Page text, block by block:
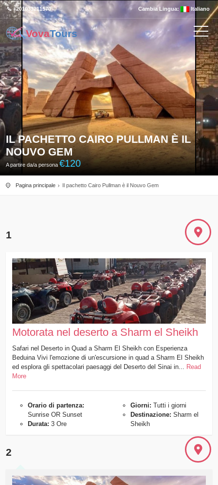
+201033211570 Cambia Lingua: Italiano
VovaTours
IL PACHETTO CAIRO PULLMAN È IL
NOUVO GEM
A partire da/a persona €120
Pagina principale Il pachetto Cairo Pullman è il Nouvo Gem
1
Motorata nel deserto a Sharm el Sheikh
Safari nel Deserto in Quad a Sharm El Sheikh con Esperienza
Beduina Vivi l'emozione di un'escursione in quad a Sharm El Sheikh
ed esplora gli spettacolari paesaggi del Deserto del Sinai in... Read
More
Orario di partenza:
Sunrise OR Sunset
Durata: 3 Ore
Giorni: Tutti i giorni
Destinazione: Sharm el
Sheikh
2